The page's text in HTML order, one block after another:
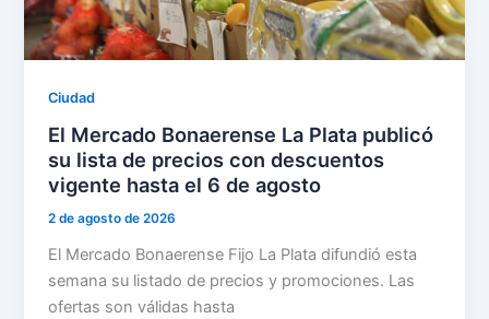
Ciudad
El Mercado Bonaerense La Plata publicó
su lista de precios con descuentos
vigente hasta el 6 de agosto
2 de agosto de 2026
El Mercado Bonaerense Fijo La Plata difundió esta
semana su listado de precios y promociones. Las
ofertas son válidas hasta